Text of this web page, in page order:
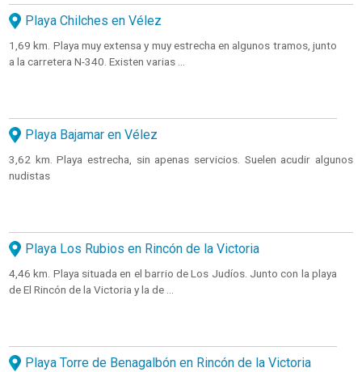
Playa Chilches en Vélez
1,69 km. Playa muy extensa y muy estrecha en algunos tramos, junto
a la carretera N-340. Existen varias ...
Playa Bajamar en Vélez
3,62 km. Playa estrecha, sin apenas servicios. Suelen acudir algunos
nudistas
Playa Los Rubios en Rincón de la Victoria
4,46 km. Playa situada en el barrio de Los Judíos. Junto con la playa
de El Rincón de la Victoria y la de ...
Playa Torre de Benagalbón en Rincón de la Victoria